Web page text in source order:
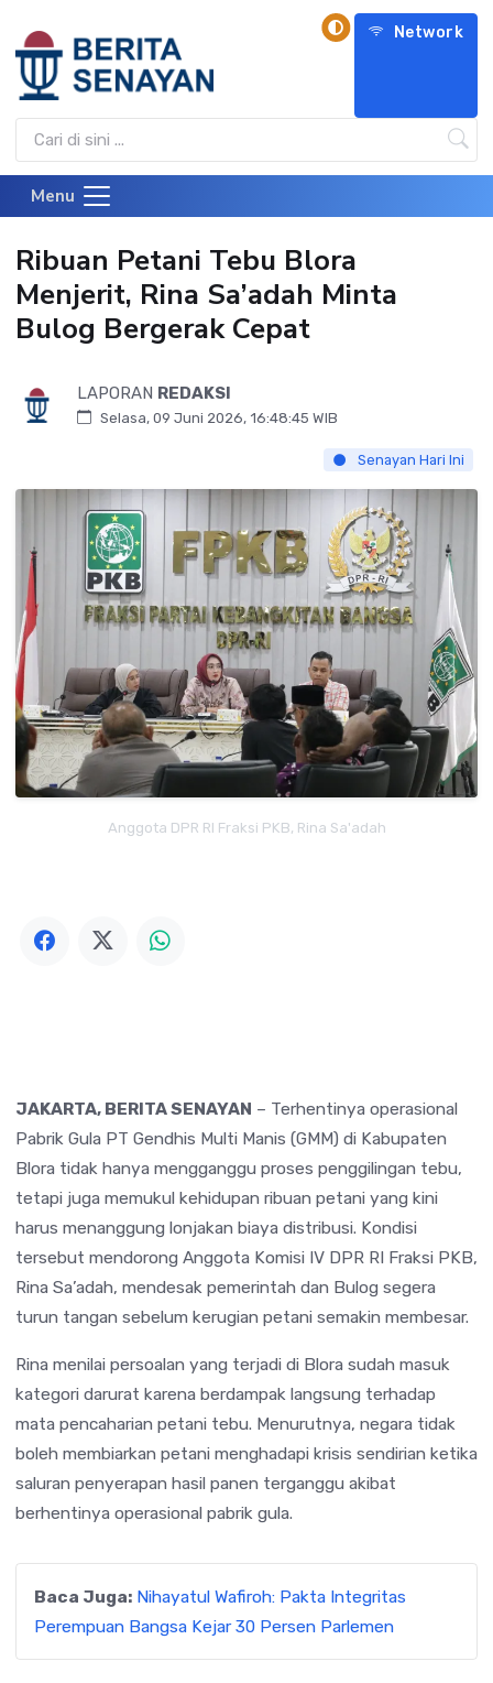
Network
Menu
Ribuan Petani Tebu Blora
Menjerit, Rina Sa’adah Minta
Bulog Bergerak Cepat
LAPORAN REDAKSI
Selasa, 09 Juni 2026, 16:48:45 WIB
Senayan Hari Ini
Anggota DPR RI Fraksi PKB, Rina Sa'adah
JAKARTA, BERITA SENAYAN – Terhentinya operasional
Pabrik Gula PT Gendhis Multi Manis (GMM) di Kabupaten
Blora tidak hanya mengganggu proses penggilingan tebu,
tetapi juga memukul kehidupan ribuan petani yang kini
harus menanggung lonjakan biaya distribusi. Kondisi
tersebut mendorong Anggota Komisi IV DPR RI Fraksi PKB,
Rina Sa’adah, mendesak pemerintah dan Bulog segera
turun tangan sebelum kerugian petani semakin membesar.
Rina menilai persoalan yang terjadi di Blora sudah masuk
kategori darurat karena berdampak langsung terhadap
mata pencaharian petani tebu. Menurutnya, negara tidak
boleh membiarkan petani menghadapi krisis sendirian ketika
saluran penyerapan hasil panen terganggu akibat
berhentinya operasional pabrik gula.
Baca Juga: Nihayatul Wafiroh: Pakta Integritas
Perempuan Bangsa Kejar 30 Persen Parlemen